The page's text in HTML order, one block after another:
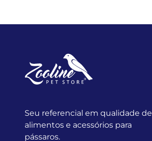
Seu referencial em qualidade de
alimentos e acessórios para
pássaros.